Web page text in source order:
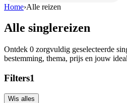
Home›Alle reizen
Alle singlereizen
Ontdek 0 zorgvuldig geselecteerde
bestemming, thema, prijs en jouw
Filters1
Wis alles